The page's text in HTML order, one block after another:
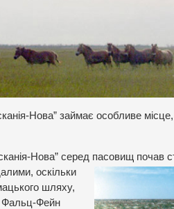
Нова” займає особливе місце,
Нова” серед пасовищ почав
оскільки
шляху,
Фальц-Фейн